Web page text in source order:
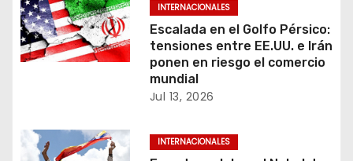
d
e
t
INTERNACIONALES
Escalada en el Golfo Pérsico:
tensiones entre EE.UU. e Irán
ponen en riesgo el comercio
mundial
Jul 13, 2026
INTERNACIONALES